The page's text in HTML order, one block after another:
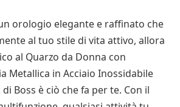
orologio elegante e raffinato che
al tuo stile di vita attivo, allora
al Quarzo da Donna con
Metallica in Acciaio Inossidabile
Boss è ciò che fa per te. Con il